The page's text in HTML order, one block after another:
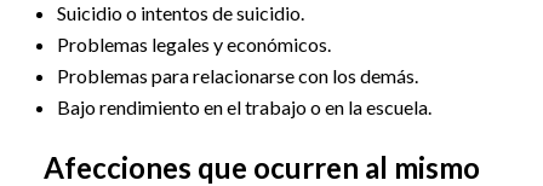
Suicidio o intentos de suicidio.
Problemas legales y económicos.
Problemas para relacionarse con los demás.
Bajo rendimiento en el trabajo o en la escuela.
Afecciones que ocurren al mismo